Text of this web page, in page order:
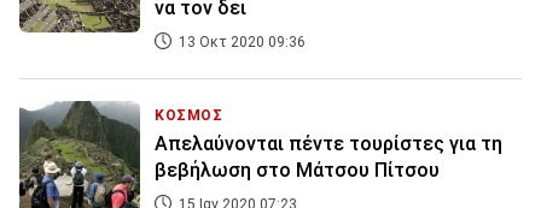
να τον δει
13 Οκτ 2020 09:36
ΚΟΣΜΟΣ
Απελαύνονται πέντε τουρίστες για τη
βεβήλωση στο Μάτσου Πίτσου
15 Ιαν 2020 07:23